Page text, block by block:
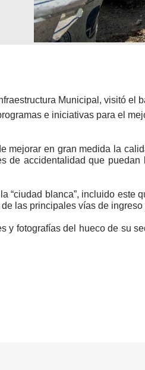
Municipal, visitó el
e iniciativas para el
mejorar en gran medida la
accidentalidad que
blanca”, incluido este
las principales vías de
fotografías del hueco de su